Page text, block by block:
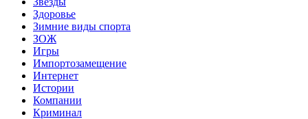
Здоровье
Зимние виды спорта
ЗОЖ
Игры
Импортозамещение
Интернет
Истории
Компании
Криминал